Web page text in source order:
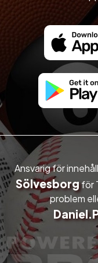
Ansvarig för
Sölvesborgför
problem